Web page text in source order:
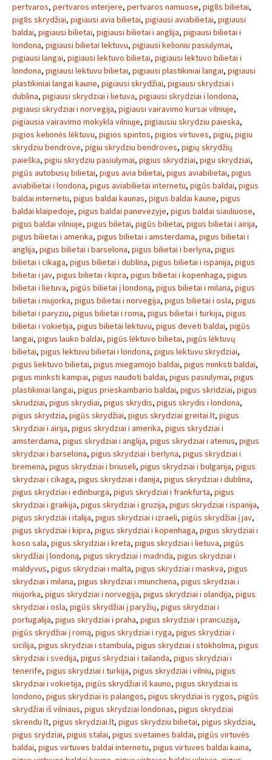
pertvaros, pertvaros interjere, pertvaros namuose, pig8s bilietai,
pig8s skrydžiai, pigiausi avia bilietai, pigiausi aviabilietai, pigiausi
baldai, pigiausi bilietai, pigiausi bilietai i anglija, pigiausi bilietai i
londona, pigiausi bilietai lektuvu, pigiausi kelioniu pasiulymai,
pigiausi langai, pigiausi lektuvo bilietai, pigiausi lektuvo bilietai i
londona, pigiausi lektuvu bilietai, pigiausi plastikiniai langai, pigiausi
plastikiniai langai kaune, pigiausi skrydžiai, pigiausi skrydziai i
dublina, pigiausi skrydziai i lietuva, pigiausi skrydziai i londona,
pigiausi skrydziai i norvegija, pigiausi vairavimo kursai vilniuje,
pigiausia vairavimo mokykla vilniuje, pigiausiu skrydziu paieska,
pigios kelionės lėktuvu, pigios spintos, pigios virtuves, pigiu, pigiu
skrydziu bendrove, pigiu skrydziu bendroves, pigių skrydžių
paieška, pigiu skrydziu pasiulymai, pigius skrydziai, pigu skrydziai,
pigūs autobusų bilietai, pigus avia bilietai, pigus aviabilietai, pigus
aviabilietai i londona, pigus aviabilietai internetu, pigūs baldai, pigus
baldai internetu, pigus baldai kaunas, pigus baldai kaune, pigus
baldai klaipedoje, pigus baldai panevezyje, pigus baldai siauliuose,
pigus baldai vilniuje, pigus biletai, pigūs bilietai, pigus bilietai i airija,
pigus bilietai i amerika, pigus bilietai i amsterdama, pigus bilietai i
anglija, pigus bilietai i barselona, pigus bilietai i berlyna, pigus
bilietai i cikaga, pigus bilietai i dublina, pigus bilietai i ispanija, pigus
bilietai i jav, pigus bilietai i kipra, pigus bilietai i kopenhaga, pigus
bilietai i lietuva, pigūs bilietai į londoną, pigus bilietai i milana, pigus
bilietai i niujorka, pigus bilietai i norvegija, pigus bilietai i osla, pigus
bilietai i paryziu, pigus bilietai i roma, pigus bilietai i turkija, pigus
bilietai i vokietija, pigus bilietai lektuvu, pigus deveti baldai, pigūs
langai, pigus lauko baldai, pigūs lėktuvo bilietai, pigūs lėktuvų
bilietai, pigus lektuvu bilietai i londona, pigus lektuvu skrydziai,
pigus liektuvo bilietai, pigus miegamojo baldai, pigus minksti baldai,
pigus minksti kampai, pigus naudoti baldai, pigus pasiulymai, pigus
plastikiniai langai, pigus prieskambario baldai, pigus skridziai, pigus
skrudziai, pigus skrydiai, pigus skrydis, pigus skrydis i londona,
pigus skrydzia, pigūs skrydžiai, pigus skrydziai greitai.lt, pigus
skrydziai i airija, pigus skrydziai i amerika, pigus skrydziai i
amsterdama, pigus skrydziai i anglija, pigus skrydziai i atenus, pigus
skrydziai i barselona, pigus skrydziai i berlyna, pigus skrydziai i
bremena, pigus skrydziai i briuseli, pigus skrydziai i bulgarija, pigus
skrydziai i cikaga, pigus skrydziai i danija, pigus skrydziai i dublina,
pigus skrydziai i edinburga, pigus skrydziai i frankfurta, pigus
skrydziai i graikija, pigus skrydziai i gruzija, pigus skrydziai i ispanija,
pigus skrydziai i italija, pigus skrydziai i izraeli, pigūs skrydžiai į jav,
pigus skrydziai i kipra, pigus skrydziai i kopenhaga, pigus skrydziai i
koso sala, pigus skrydziai i kreta, pigus skrydziai i lietuva, pigūs
skrydžiai į londoną, pigus skrydziai i madrida, pigus skrydziai i
maldyvus, pigus skrydziai i malta, pigus skrydziai i maskva, pigus
skrydziai i milana, pigus skrydziai i miunchena, pigus skrydziai i
niujorka, pigus skrydziai i norvegija, pigus skrydziai i olandija, pigus
skrydziai i osla, pigūs skrydžiai į paryžių, pigus skrydziai i
portugalija, pigus skrydziai i praha, pigus skrydziai i prancuzija,
pigūs skrydžiai į romą, pigus skrydziai i ryga, pigus skrydziai i
sicilija, pigus skrydziai i stambula, pigus skrydziai i stokholma, pigus
skrydziai i svedija, pigus skrydziai i tailanda, pigus skrydziai i
tenerife, pigus skrydziai i turkija, pigus skrydziai i vilniu, pigus
skrydziai i vokietija, pigūs skrydžiai iš kauno, pigus skrydziai is
londono, pigus skrydziai is palangos, pigus skrydziai is rygos, pigūs
skrydžiai iš vilniaus, pigus skrydziai londonas, pigus skrydziai
skrendu lt, pigus skrydziai.lt, pigus skrydziu bilietai, pigus skydziai,
pigus srydziai, pigus stalai, pigus svetaines baldai, pigūs virtuvės
baldai, pigus virtuves baldai internetu, pigus virtuves baldai kaina,